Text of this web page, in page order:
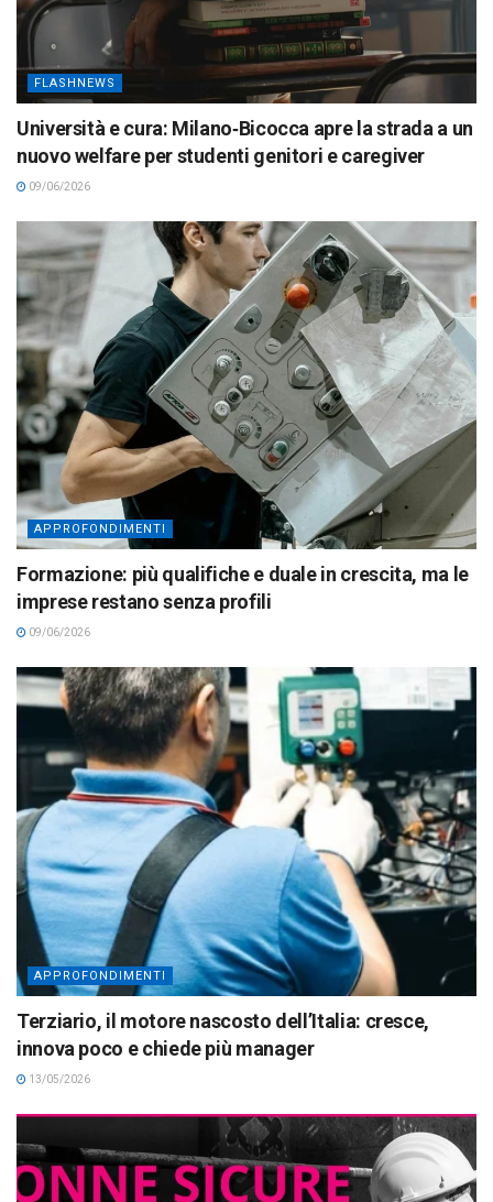
FLASHNEWS
Università e cura: Milano‑Bicocca apre la strada a un
nuovo welfare per studenti genitori e caregiver
09/06/2026
APPROFONDIMENTI
Formazione: più qualifiche e duale in crescita, ma le
imprese restano senza profili
09/06/2026
APPROFONDIMENTI
Terziario, il motore nascosto dell’Italia: cresce,
innova poco e chiede più manager
13/05/2026